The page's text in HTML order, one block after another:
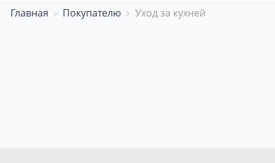
Главная Покупателю Уход за кухней